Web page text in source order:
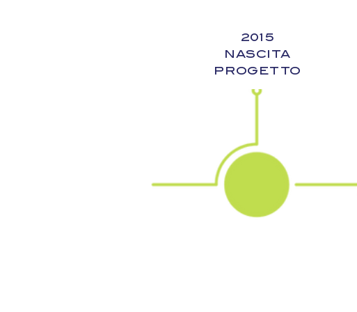
2015
NASCITA
PROGETTO